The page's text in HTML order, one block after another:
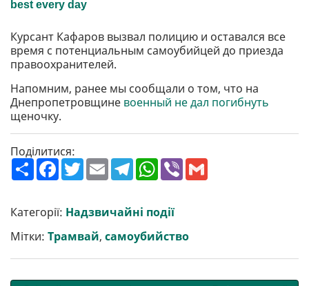
Курсант Кафаров вызвал полицию и оставался все
время с потенциальным самоубийцей до приезда
правоохранителей.
Напомним, ранее мы сообщали о том, что на
Днепропетровщине военный не дал погибнуть
щеночку.
Поділитися:
П
о
ш
р
и
и
F
a
c
b
o
k
T
w
t
e
E
m
a
l
T
e
g
r
m
W
h
a
s
A
p
p
V
b
Категорії: Надзвичайні події
Мітки: Трамвай, самоубийство